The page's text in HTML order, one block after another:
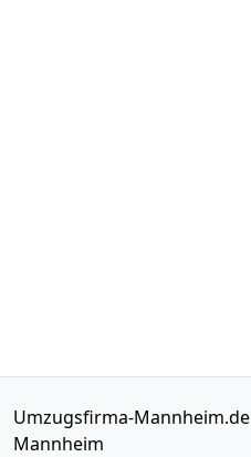
Umzugsfirma-Mannheim.de
Mannheim